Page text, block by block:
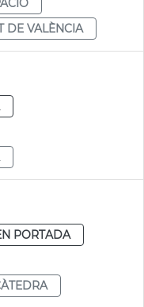
DE VALÈNCIA
PORTADA